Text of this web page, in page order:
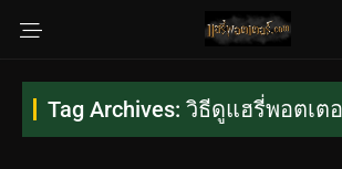
Tag Archives: วิธีดูแฮรี่พอตเต